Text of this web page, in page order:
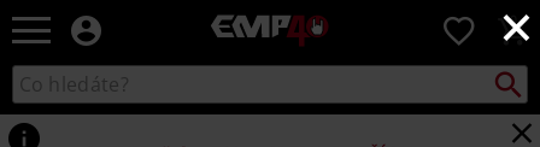
×
EMP
Hudba,
filmy
0
Katalog
vyhledávání